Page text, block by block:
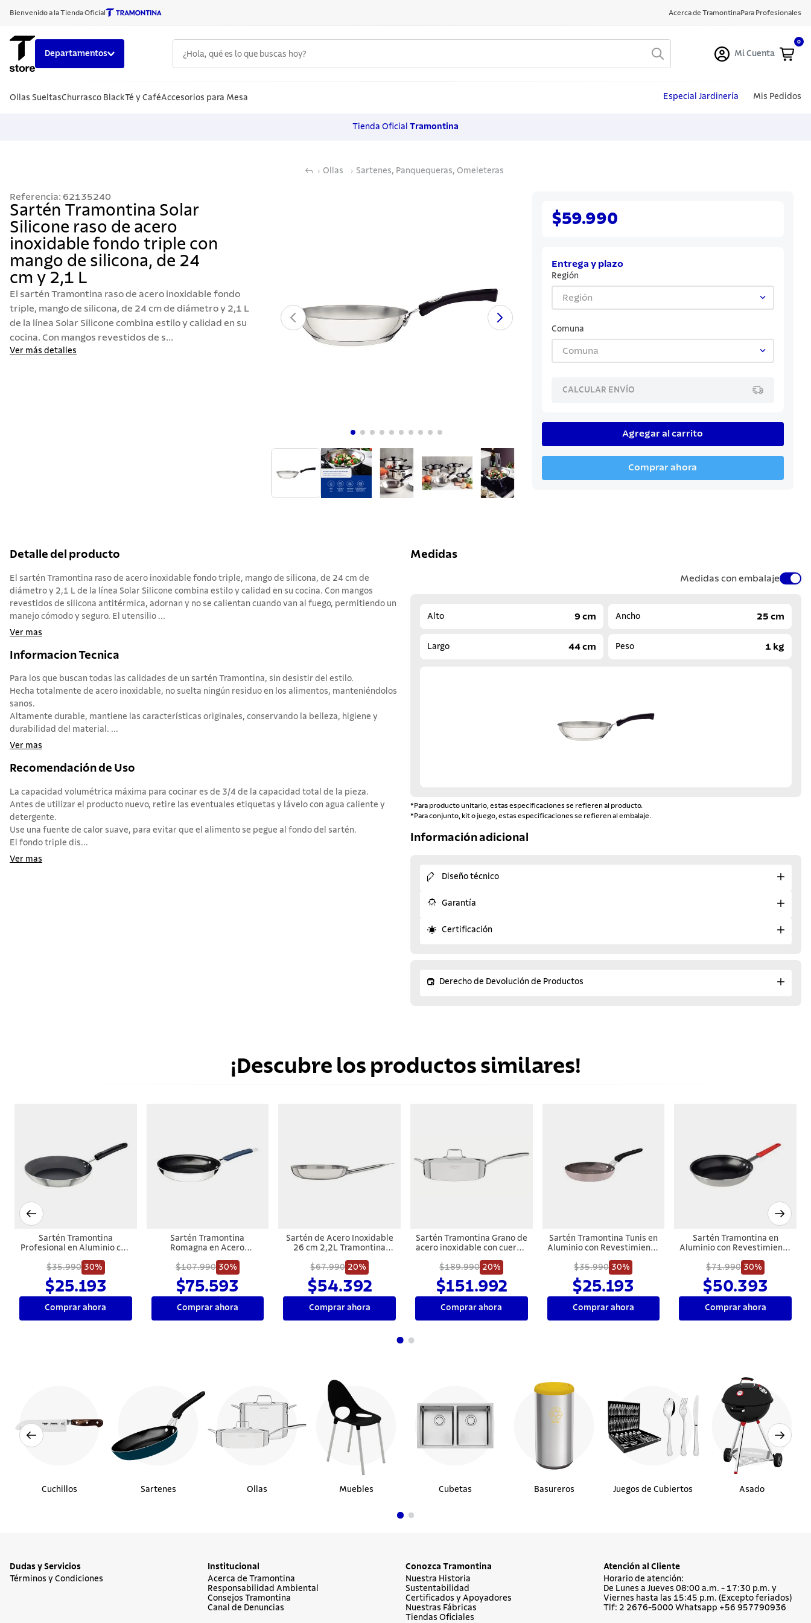
Bienvenido a la Tienda Oficial Acerca de TramontinaPara Profesionales
Departamentos Mi Cuenta
0
Ollas SueltasChurrasco BlackTé y CaféAccesorios para Mesa Especial Jardinería Mis Pedidos
Tienda Oficial Tramontina
Ollas Sartenes, Panquequeras, Omeleteras
Referencia: 62135240
Sartén Tramontina Solar
Silicone raso de acero
inoxidable fondo triple con
mango de silicona, de 24
cm y 2,1 L
El sartén Tramontina raso de acero inoxidable fondo
triple, mango de silicona, de 24 cm de diámetro y 2,1 L
de la línea Solar Silicone combina estilo y calidad en su
cocina. Con mangos revestidos de s...
Ver más detalles
$59.990
Entrega y plazo
Región
Región
Comuna
Comuna
CALCULAR ENVÍO
Agregar al carrito
Comprar ahora
Detalle del producto
El sartén Tramontina raso de acero inoxidable fondo triple, mango de silicona, de 24 cm de
diámetro y 2,1 L de la línea Solar Silicone combina estilo y calidad en su cocina. Con mangos
revestidos de silicona antitérmica, adornan y no se calientan cuando van al fuego, permitiendo un
manejo cómodo y seguro. El utensilio ...
Ver mas
Informacion Tecnica
Para los que buscan todas las calidades de un sartén Tramontina, sin desistir del estilo.
Hecha totalmente de acero inoxidable, no suelta ningún residuo en los alimentos, manteniéndolos
sanos.
Altamente durable, mantiene las características originales, conservando la belleza, higiene y
durabilidad del material. ...
Ver mas
Recomendación de Uso
La capacidad volumétrica máxima para cocinar es de 3/4 de la capacidad total de la pieza.
Antes de utilizar el producto nuevo, retire las eventuales etiquetas y lávelo con agua caliente y
detergente.
Use una fuente de calor suave, para evitar que el alimento se pegue al fondo del sartén.
El fondo triple dis...
Ver mas
Medidas
Medidas con embalaje
Alto 9 cm Ancho 25 cm
Largo 44 cm Peso 1 kg
*Para producto unitario, estas especificaciones se refieren al producto.
*Para conjunto, kit o juego, estas especificaciones se refieren al embalaje.
Información adicional
Diseño técnico
Garantía
Certificación
Derecho de Devolución de Productos
¡Descubre los productos similares!
Sartén Tramontina
Profesional en Aluminio con
Antiadherente Starflon
Premium y Acabado
Externo Lijado 32 cm 3,1 L
$35.990 30%
$25.193
Comprar ahora
Sartén Tramontina
Romagna en Acero
Revestimiento Interno
Cerámico Black Stone 25 cm
2 L
$107.990 30%
$75.593
Comprar ahora
Sartén de Acero Inoxidable
26 cm 2,2L Tramontina
$67.990 20%
$54.392
Comprar ahora
Sartén Tramontina Grano de
acero inoxidable con cuerpo
cm 5,6 L
$189.990 20%
$151.992
Comprar ahora
Sartén Tramontina Tunis en
Aluminio con Revestimiento
Siliconado Rosa Trufado 20
cm 0,9 L
$35.990 30%
$25.193
Comprar ahora
Sartén Tramontina en
Aluminio con Revestimiento
y Externo Lijado 25 cm 1,9
$71.990 30%
$50.393
Comprar ahora
Cuchillos Sartenes Ollas Muebles Cubetas Basureros Juegos de Cubiertos Asado
Dudas y Servicios
Términos y Condiciones
Institucional
Acerca de Tramontina
Responsabilidad Ambiental
Consejos Tramontina
Canal de Denuncias
Conozca Tramontina
Nuestra Historia
Sustentabilidad
Certificados y Apoyadores
Nuestras Fábricas
Tiendas Oficiales
Atención al Cliente
Horario de atención:
De Lunes a Jueves 08:00 a.m. - 17:30 p.m. y
Viernes hasta las 15:45 p.m. (Excepto feriados)
Tlf: 2 2676-5000 Whatsapp +56 957790936
1.
cuchillos
10.